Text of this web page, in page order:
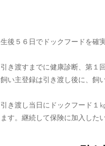
生後５６日でドックフードを確
引き渡すまでに健康診断、第１
飼い主登録は引き渡し後に、飼
引き渡し当日にドックフード１
ます。継続して保険に加入した